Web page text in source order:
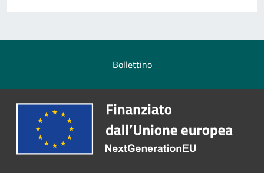
Bollettino